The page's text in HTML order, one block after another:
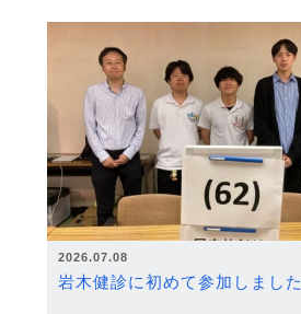
2026.07.08
岩木健診に初めて参加しました